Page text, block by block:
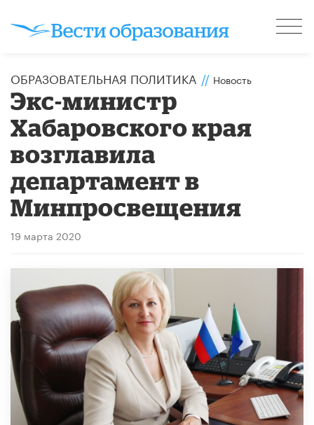
ОБРАЗОВАТЕЛЬНАЯ ПОЛИТИКА // Новость
Экс-министр
Хабаровского края
возглавила
департамент в
Минпросвещения
19 марта 2020